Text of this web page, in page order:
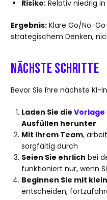
Risiko: Relativ niedrig
Ergebnis: Klare Go/No-
strategischem Denken,
Nächste Schritte
Bevor Sie Ihre nächste KI-
Laden Sie die Vorlage
Ausfüllen herunter
Mit Ihrem Team,
sorgfältig durch
Seien Sie ehrlich bei
funktioniert nur, wenn
Beginnen Sie mit
entscheiden,